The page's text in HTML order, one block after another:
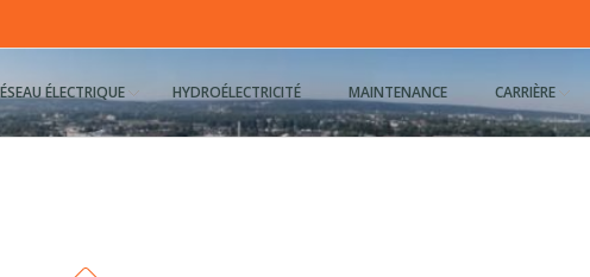
ÉLECTRIQUE HYDROÉLECTRICITÉ MAINTENANCE CARRIÈRE